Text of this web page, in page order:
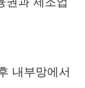
내부망에서